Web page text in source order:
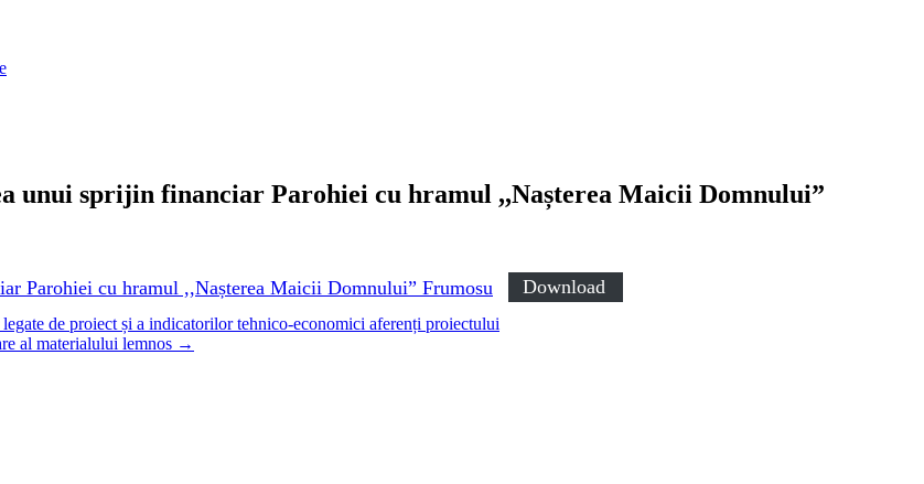
unui sprijin financiar Parohiei cu hramul ,,Nașterea Maicii Domnului”
Parohiei cu hramul ,,Nașterea Maicii Domnului” Frumosu Download
de proiect și a indicatorilor tehnico-economici aferenți proiectului
al materialului lemnos →